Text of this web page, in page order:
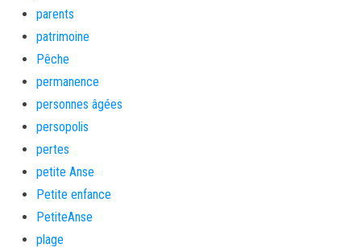
parents
patrimoine
Pêche
permanence
personnes âgées
persopolis
pertes
petite Anse
Petite enfance
PetiteAnse
plage